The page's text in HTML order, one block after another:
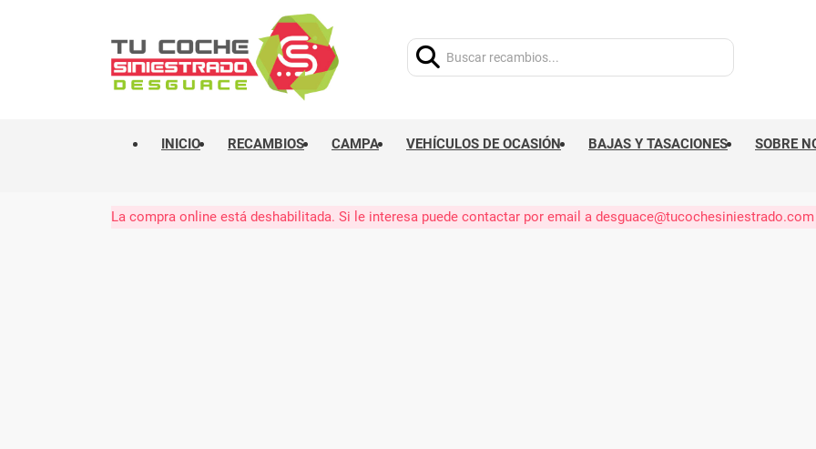
Buscar:
INICIO RECAMBIOS CAMPA VEHÍCULOS DE OCASIÓN BAJAS Y TASACIONES SOBRE
La compra online está deshabilitada. Si le interesa puede contactar por email a desguace@tucochesiniestrado.com